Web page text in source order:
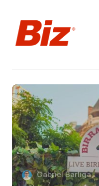
Gabriel Barliga